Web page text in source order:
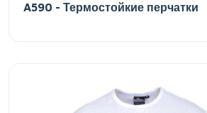
A590 - Термостойкие перчатки